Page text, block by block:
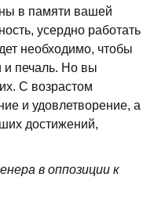
в памяти вашей
усердно работать
необходимо, чтобы
и печаль. Но вы
С возрастом
и удовлетворение, а
достижений,
в оппозиции к